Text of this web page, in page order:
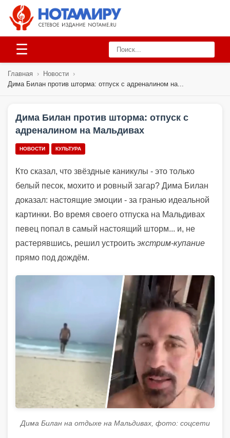
☰
Главная › Новости ›
Дима Билан против шторма: отпуск с адреналином на...
Дима Билан против шторма: отпуск с
адреналином на Мальдивах
НОВОСТИ КУЛЬТУРА
Кто сказал, что звёздные каникулы - это только
белый песок, мохито и ровный загар? Дима Билан
доказал: настоящие эмоции - за гранью идеальной
картинки. Во время своего отпуска на Мальдивах
певец попал в самый настоящий шторм... и, не
растерявшись, решил устроить экстрим-купание
прямо под дождём.
Дима Билан на отдыхе на Мальдивах, фото: соцсети